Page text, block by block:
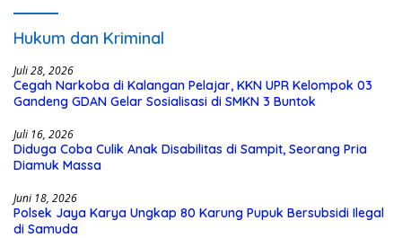
Hukum dan Kriminal
Juli 28, 2026
Cegah Narkoba di Kalangan Pelajar, KKN UPR Kelompok 03
Gandeng GDAN Gelar Sosialisasi di SMKN 3 Buntok
Juli 16, 2026
Diduga Coba Culik Anak Disabilitas di Sampit, Seorang Pria
Diamuk Massa
Juni 18, 2026
Polsek Jaya Karya Ungkap 80 Karung Pupuk Bersubsidi Ilegal
di Samuda